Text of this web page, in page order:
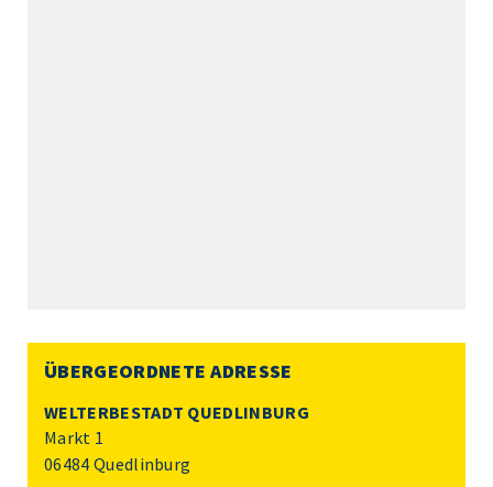
ÜBERGEORDNETE ADRESSE
WELTERBESTADT QUEDLINBURG
Markt 1
06484 Quedlinburg